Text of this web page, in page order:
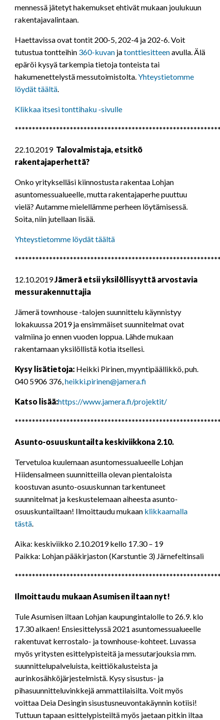
mennessä jätetyt hakemukset ehtivät mukaan joulukuun
rakentajavalintaan.
Haettavissa ovat tontit 200-5, 202-4 ja 202-6. Voit
tutustua tontteihin 360-kuvan jatonttiesitteenavulla. Älä
epäröi kysyä tarkempia tietoja tonteista tai
hakumenettelystä messutoimistolta.Yhteystietomme
löydät täältä.
Klikkaa itsesi tonttihaku -sivulle
22.10.2019 Talovalmistaja, etsitkö
rakentajaperhettä?
Onko yritykselläsi kiinnostusta rakentaa Lohjan
asuntomessualueelle, mutta rakentajaperhe puuttuu
vielä? Autamme mielellämme perheen löytämisessä.
Soita, niin jutellaan lisää.
Yhteystietomme löydät täältä
12.10.2019Jämerä etsii yksilöllisyyttä arvostavia
messurakennuttajia
Jämerä townhouse -talojen suunnittelu käynnistyy
lokakuussa 2019 ja ensimmäiset suunnitelmat ovat
valmiina jo ennen vuoden loppua. Lähde mukaan
rakentamaan yksilöllistä kotia itsellesi.
Kysy lisätietoja: Heikki Pirinen, myyntipäällikkö, puh.
040 5906 376,heikki.pirinen@jamera.fi
Katso lisää:https://www.jamera.fi/projektit/
Asunto-osuuskuntailta keskiviikkona 2.10.
Tervetuloa kuulemaan asuntomessualueelle Lohjan
Hiidensalmeen suunnitteilla olevan pientaloista
koostuvan asunto-osuuskunnan tarkentuneet
suunnitelmat ja keskustelemaan aiheesta asunto-
osuuskuntailtaan! Ilmoittaudu mukaan klikkaamalla
tästä.
Aika: keskiviikko 2.10.2019 kello 17.30 – 19
Paikka: Lohjan pääkirjaston (Karstuntie 3) Järnefeltinsali
Ilmoittaudu mukaan Asumisen iltaan nyt!
Tule Asumisen iltaan Lohjan kaupungintalolle to 26.9. klo
17.30 alkaen! Ensiesittelyssä 2021 asuntomessualueelle
rakentuvat kerrostalo- ja townhouse-kohteet. Luvassa
myös yritysten esittelypisteitä ja messutarjouksia mm.
suunnittelupalveluista, keittiökalusteista ja
aurinkosähköjärjestelmistä. Kysy sisustus- ja
pihasuunnitteluvinkkejä ammattilaisilta. Voit myös
voittaa Deia Desingin sisustusneuvontakäynnin kotiisi!
Tuttuun tapaan esittelypisteiltä myös jaetaan pitkin iltaa